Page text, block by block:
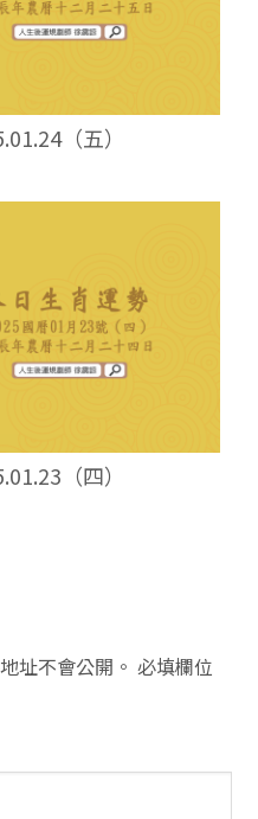
（五）
（四）
址不會公開。 必填欄位